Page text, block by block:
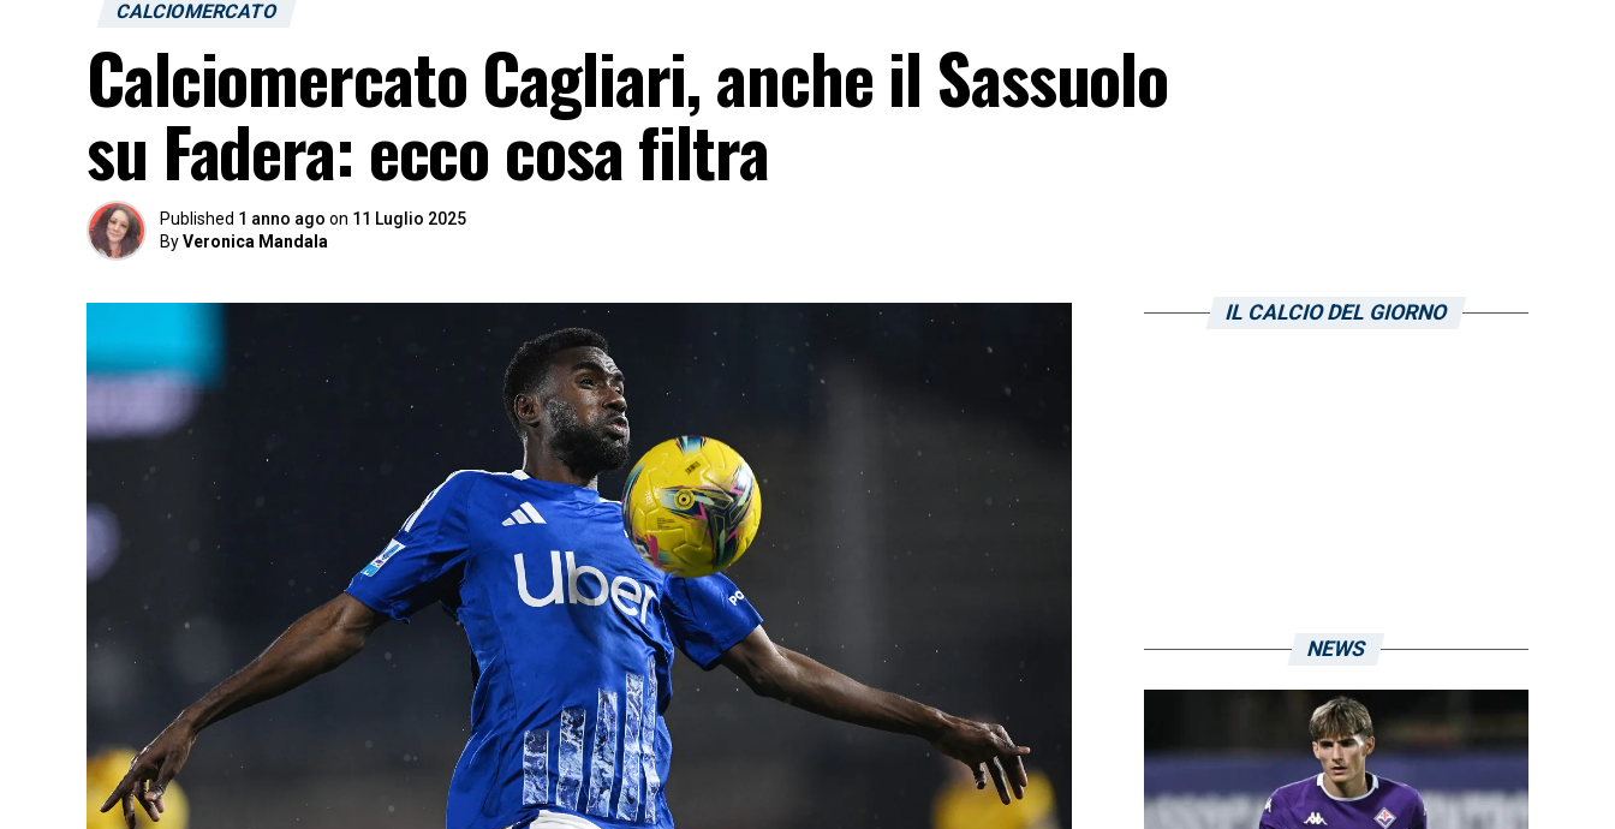
CALCIOMERCATO
Calciomercato Cagliari, anche il Sassuolo
su Fadera: ecco cosa filtra
Published 1 anno ago on 11 Luglio 2025
ByVeronica Mandala
IL CALCIO DEL GIORNO
NEWS